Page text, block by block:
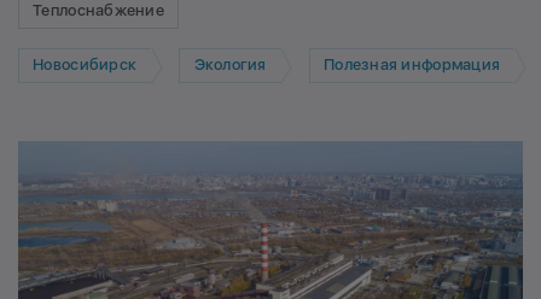
Теплоснабжение
Новосибирск Экология Полезная информация